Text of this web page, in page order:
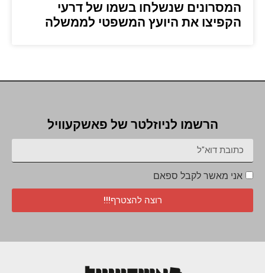
המסרונים שנשלחו בשמו של דרעי
הקפיצו את היועץ המשפטי לממשלה
הרשמו לניוזלטר של פאשקעוויל
אני מאשר לקבל ספאם
רוצה להצטרף!!!